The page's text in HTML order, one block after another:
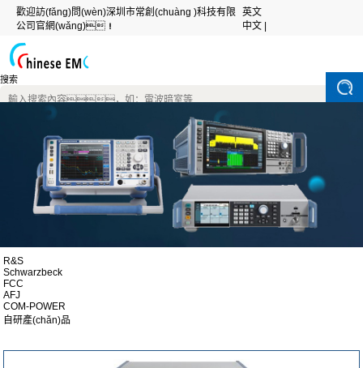
歡迎訪(fǎng)問(wèn)深圳市常創(chuàng )科技有限
公司官網(wǎng)！
英文
中文 |
搜索
R&S
Schwarzbeck
FCC
AFJ
COM-POWER
自研產(chǎn)品